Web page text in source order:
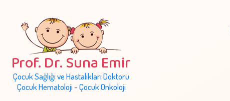
Prof. Dr. Suna Emir
Çocuk Sağlığı ve Hastalıkları Doktoru
Çocuk Hematoloji - Çocuk Onkoloji